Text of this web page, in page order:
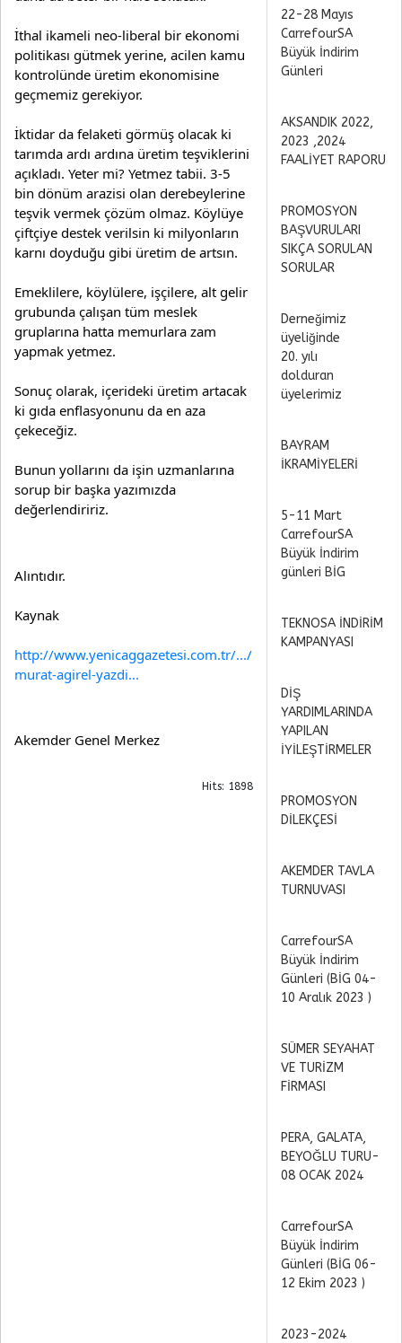
İthal ikameli neo-liberal bir ekonomi
politikası gütmek yerine, acilen kamu
kontrolünde üretim ekonomisine
geçmemiz gerekiyor.
İktidar da felaketi görmüş olacak ki
tarımda ardı ardına üretim teşviklerini
açıkladı. Yeter mi? Yetmez tabii. 3-5
bin dönüm arazisi olan derebeylerine
teşvik vermek çözüm olmaz. Köylüye
çiftçiye destek verilsin ki milyonların
karnı doyduğu gibi üretim de artsın.
Emeklilere, köylülere, işçilere, alt gelir
grubunda çalışan tüm meslek
gruplarına hatta memurlara zam
yapmak yetmez.
Sonuç olarak, içerideki üretim artacak
ki gıda enflasyonunu da en aza
çekeceğiz.
Bunun yollarını da işin uzmanlarına
sorup bir başka yazımızda
değerlendiririz.
Alıntıdır.
Kaynak
http://www.yenicaggazetesi.com.tr/.../
murat-agirel-yazdi...
Akemder Genel Merkez
Hits: 1898
22-28 Mayıs
CarrefourSA
Büyük İndirim
Günleri
AKSANDIK 2022,
2023 ,2024
FAALİYET RAPORU
PROMOSYON
BAŞVURULARI
SIKÇA SORULAN
SORULAR
Derneğimiz
üyeliğinde
20. yılı
dolduran
üyelerimiz
BAYRAM
İKRAMİYELERİ
5-11 Mart
CarrefourSA
Büyük İndirim
günleri BİG
TEKNOSA İNDİRİM
KAMPANYASI
DİŞ
YARDIMLARINDA
YAPILAN
İYİLEŞTİRMELER
PROMOSYON
DİLEKÇESİ
AKEMDER TAVLA
TURNUVASI
CarrefourSA
Büyük İndirim
Günleri (BİG 04-
10 Aralık 2023 )
SÜMER SEYAHAT
VE TURİZM
FİRMASI
PERA, GALATA,
BEYOĞLU TURU-
08 OCAK 2024
CarrefourSA
Büyük İndirim
Günleri (BİG 06-
12 Ekim 2023 )
2023-2024